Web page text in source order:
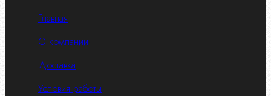
Главная
О компании
Доставка
Условия работы